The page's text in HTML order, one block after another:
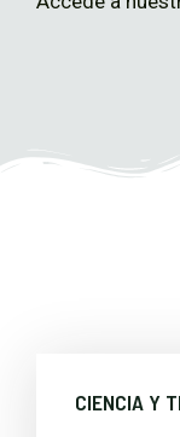
CIENCIA Y